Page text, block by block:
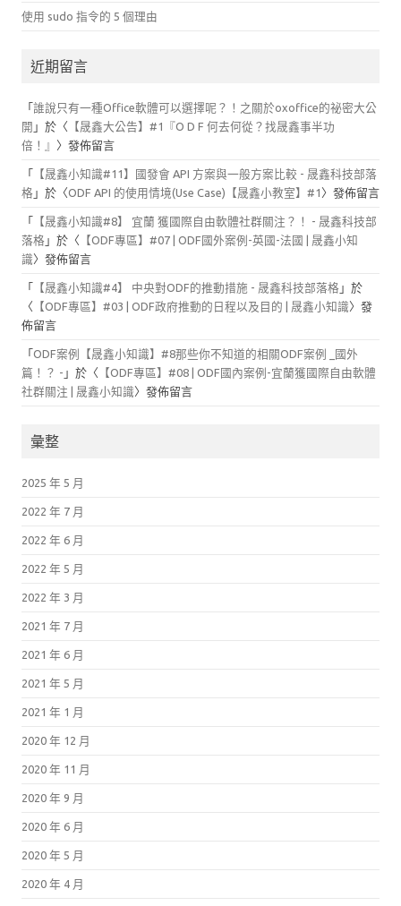
使用 sudo 指令的 5 個理由
近期留言
「 誰說只有一種Office軟體可以選擇呢？！之關於oxoffice的祕密大公
開 」於〈 【晟鑫大公告】#1『O D F 何去何從？找晟鑫事半功
倍！』 〉發佈留言
「
【晟鑫小知識#11】國發會 API 方案與一般方案比較 - 晟鑫科技部落
格 」於〈ODF API 的使用情境(Use Case)【晟鑫小教室】#1 〉發佈留言
「
【晟鑫小知識#8】 宜蘭 獲國際自由軟體社群關注？！ - 晟鑫科技部
落格 」於〈 【ODF專區】#07 | ODF國外案例-英國-法國 | 晟鑫小知
識〉發佈留言
「 【晟鑫小知識#4】 中央對ODF的推動措施 - 晟鑫科技部落格 」於
〈 【ODF專區】#03 | ODF政府推動的日程以及目的 | 晟鑫小知識〉發
佈留言
「 ODF案例【晟鑫小知識】#8那些你不知道的相關ODF案例 _國外
篇！？ - 」於〈 【ODF專區】#08 | ODF國內案例-宜蘭獲國際自由軟體
社群關注 | 晟鑫小知識〉發佈留言
彙整
2025 年 5 月
2022 年 7 月
2022 年 6 月
2022 年 5 月
2022 年 3 月
2021 年 7 月
2021 年 6 月
2021 年 5 月
2021 年 1 月
2020 年 12 月
2020 年 11 月
2020 年 9 月
2020 年 6 月
2020 年 5 月
2020 年 4 月